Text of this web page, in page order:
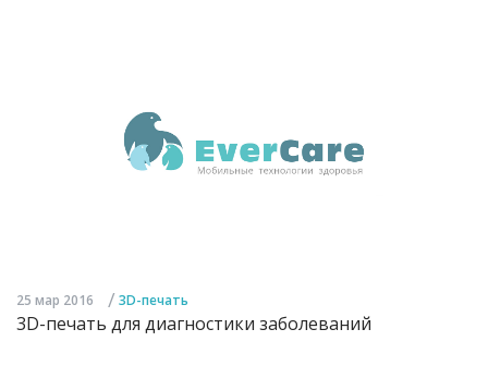
25 мар 2016 / 3D-печать
3D-печать для диагностики заболеваний